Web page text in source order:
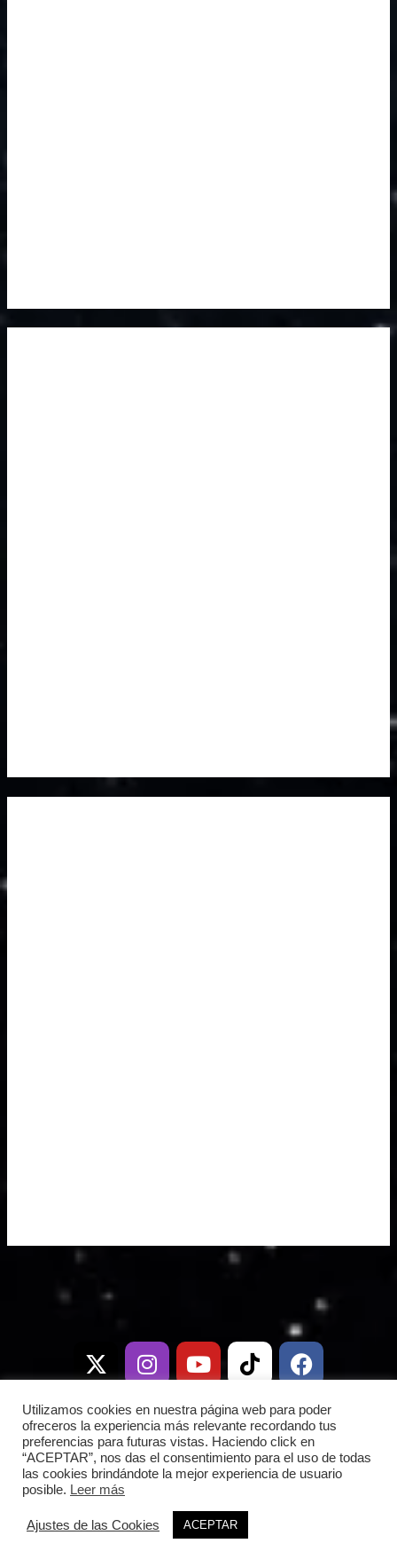
t
w
i
t
t
e
r
n
s
t
a
g
r
a
o
u
t
u
b
e
i
k
o
k
a
c
e
b
o
o
k
e
l
e
g
r
a
m
h
a
t
s
a
p
p
i
s
o
r
d
Copyright © 2026 Frontera Espacial |
fronteraespacial.com|Política de privacidad
Utilizamos cookies en nuestra página web para poder
ofreceros la experiencia más relevante recordando tus
preferencias para futuras vistas. Haciendo click en
“ACEPTAR”, nos das el consentimiento para el uso de todas
las cookies brindándote la mejor experiencia de usuario
posible. Leer más
Ajustes de las Cookies ACEPTAR